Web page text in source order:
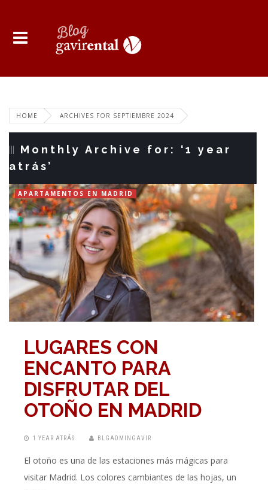
HOME ARCHIVES FOR SEPTIEMBRE 2024
Monthly Archive for: ‘1 year
atrás’
APARTAMENTOS EN MADRID
LUGARES CON
ENCANTO PARA
DISFRUTAR DEL
OTOÑO EN MADRID
1 YEAR ATRÁS BLGADMINGAVIR
El otoño es una de las estaciones más mágicas para
visitar Madrid. Los colores cambiantes de las hojas, un